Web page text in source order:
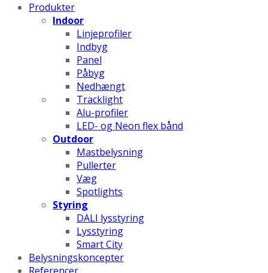
Produkter
Indoor
Linjeprofiler
Indbyg
Panel
Påbyg
Nedhængt
Tracklight
Alu-profiler
LED- og Neon flex bånd
Outdoor
Mastbelysning
Pullerter
Væg
Spotlights
Styring
DALI lysstyring
Lysstyring
Smart City
Belysningskoncepter